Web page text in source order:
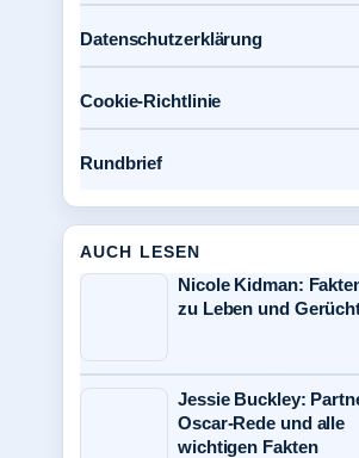
Datenschutzerklärung
Cookie-Richtlinie
Rundbrief
AUCH LESEN
Nicole Kidman:
zu Leben und
Jessie Buckley:
Oscar-Rede und alle
wichtigen Fakten